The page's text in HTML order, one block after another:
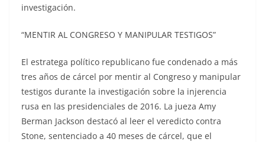
investigación.
“MENTIR AL CONGRESO Y MANIPULAR TESTIGOS”
El estratega político republicano fue condenado a más
tres años de cárcel por mentir al Congreso y manipular
testigos durante la investigación sobre la injerencia
rusa en las presidenciales de 2016. La jueza Amy
Berman Jackson destacó al leer el veredicto contra
Stone, sentenciado a 40 meses de cárcel, que el